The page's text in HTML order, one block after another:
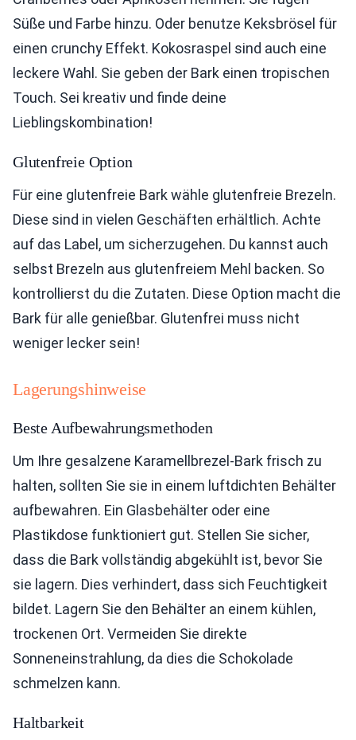
Süße und Farbe hinzu. Oder benutze Keksbrösel für
einen crunchy Effekt. Kokosraspel sind auch eine
leckere Wahl. Sie geben der Bark einen tropischen
Touch. Sei kreativ und finde deine
Lieblingskombination!
Glutenfreie Option
Für eine glutenfreie Bark wähle glutenfreie Brezeln.
Diese sind in vielen Geschäften erhältlich. Achte
auf das Label, um sicherzugehen. Du kannst auch
selbst Brezeln aus glutenfreiem Mehl backen. So
kontrollierst du die Zutaten. Diese Option macht die
Bark für alle genießbar. Glutenfrei muss nicht
weniger lecker sein!
Lagerungshinweise
Beste Aufbewahrungsmethoden
Um Ihre gesalzene Karamellbrezel-Bark frisch zu
halten, sollten Sie sie in einem luftdichten Behälter
aufbewahren. Ein Glasbehälter oder eine
Plastikdose funktioniert gut. Stellen Sie sicher,
dass die Bark vollständig abgekühlt ist, bevor Sie
sie lagern. Dies verhindert, dass sich Feuchtigkeit
bildet. Lagern Sie den Behälter an einem kühlen,
trockenen Ort. Vermeiden Sie direkte
Sonneneinstrahlung, da dies die Schokolade
schmelzen kann.
Haltbarkeit